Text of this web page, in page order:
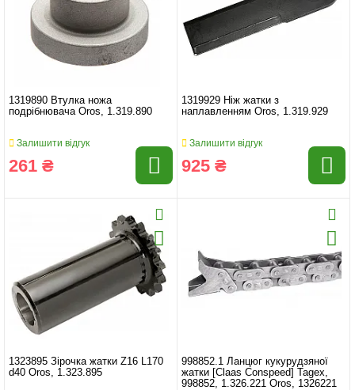
1319890 Втулка ножа
подрібнювача Oros, 1.319.890
Залишити відгук
261 ₴
1319929 Ніж жатки з
наплавленням Oros, 1.319.929
Залишити відгук
925 ₴
1323895 Зірочка жатки Z16 L170
d40 Oros, 1.323.895
998852.1 Ланцюг кукурудзяної
жатки [Claas Conspeed] Tagex,
998852, 1.326.221 Oros, 1326221